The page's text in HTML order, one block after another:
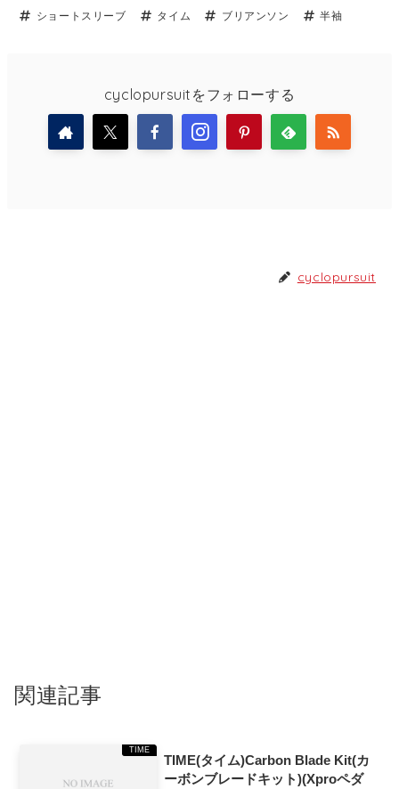
ショートスリーブ
タイム ブリアンソン 半袖
cyclopursuitをフォローする
cyclopursuit
関連記事
TIME
TIME(タイム)Carbon Blade Kit(カ
ーボンブレードキット)(Xproペダ